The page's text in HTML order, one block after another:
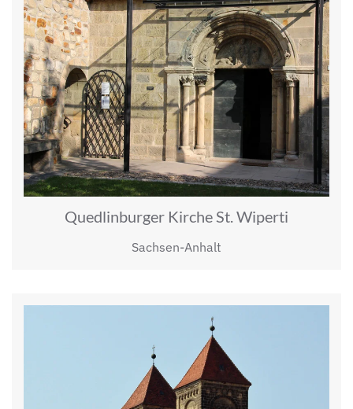
Quedlinburger Kirche St. Wiperti
Sachsen-Anhalt